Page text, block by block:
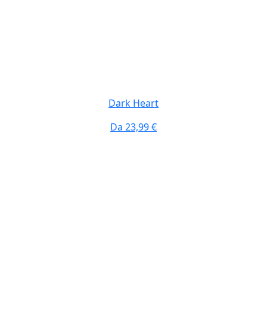
Dark Heart
Da 23,99 €